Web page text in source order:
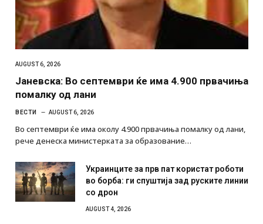
AUGUST 6, 2026
Јаневска: Во септември ќе има 4.900 првачиња
помалку од лани
ВЕСТИ AUGUST 6, 2026
Во септември ќе има околу 4.900 првачиња помалку од лани,
рече денеска министерката за образование…
Украинците за прв пат користат роботи
во борба: ги спуштија зад руските линии
со дрон
AUGUST 4, 2026